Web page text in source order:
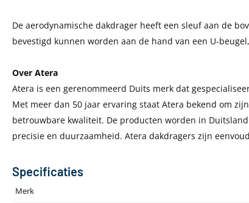
De aerodynamische dakdrager heeft een sleuf aan de
bevestigd kunnen worden aan de hand van een U-
Over Atera
Atera is een gerenommeerd Duits merk dat
Met meer dan 50 jaar ervaring staat Atera bekend om
betrouwbare kwaliteit. De producten worden in
precisie en duurzaamheid. Atera dakdragers zijn
Specificaties
Merk